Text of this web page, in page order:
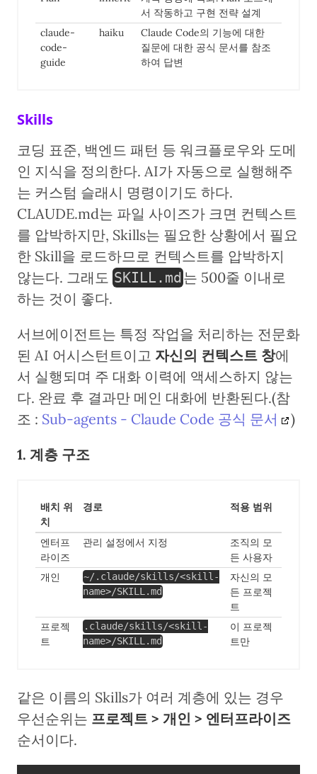
서 작동하고 구현 전략 설계
claude-
code-
guide
haiku
Claude Code의 기능에 대한
질문에 대한 공식 문서를 참조
하여 답변
Skills
코딩 표준, 백엔드 패턴 등 워크플로우와 도메
인 지식을 정의한다. AI가 자동으로 실행해주
는 커스텀 슬래시 명령이기도 하다.
CLAUDE.md는 파일 사이즈가 크면 컨텍스트
를 압박하지만, Skills는 필요한 상황에서 필요
한 Skill을 로드하므로 컨텍스트를 압박하지
않는다. 그래도 SKILL.md는 500줄 이내로
하는 것이 좋다.
서브에이전트는 특정 작업을 처리하는 전문화
된 AI 어시스턴트이고 자신의 컨텍스트 창에
서 실행되며 주 대화 이력에 액세스하지 않는
다. 완료 후 결과만 메인 대화에 반환된다.(참
조 : Sub-agents - Claude Code 공식 문서
)
1. 계층 구조
배치 위
치
경로 적용 범위
엔터프
라이즈
관리 설정에서 지정
조직의 모
든 사용자
개인
~/.claude/skills/<skill-
name>/SKILL.md
자신의 모
든 프로젝
트
프로젝
트
.claude/skills/<skill-
name>/SKILL.md
이 프로젝
트만
같은 이름의 Skills가 여러 계층에 있는 경우
우선순위는 프로젝트 > 개인 > 엔터프라이즈
순서이다.